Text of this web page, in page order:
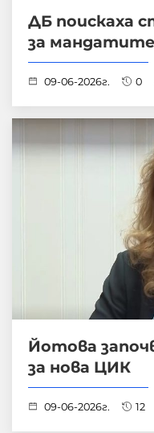
ДБ поискаха
за мандатите
09-06-2026г. 0
Йотова
за нова ЦИК
09-06-2026г. 12